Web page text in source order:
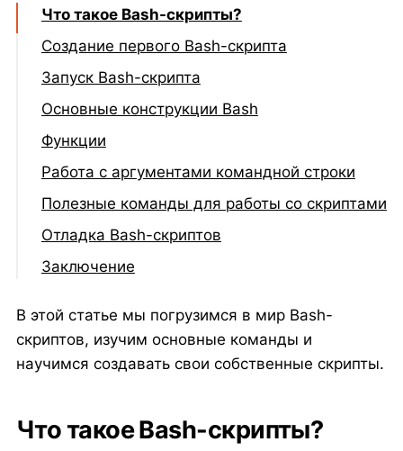
Что такое Bash-скрипты?
Создание первого Bash-скрипта
Запуск Bash-скрипта
Основные конструкции Bash
Переменные
Условия
Циклы
Функции
Работа с аргументами командной строки
Полезные команды для работы со скриптами
Отладка Bash-скриптов
Заключение
В этой статье мы погрузимся в мир Bash-
скриптов, изучим основные команды и
научимся создавать свои собственные скрипты.
Что такое Bash-скрипты?